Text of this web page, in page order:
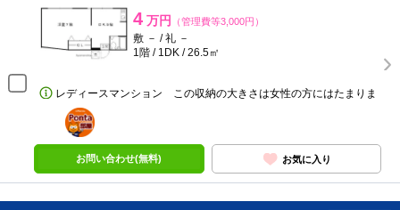
4 万円 （管理費等3,000円）
敷 － / 礼 －
1階 / 1DK / 26.5㎡
レディースマンション この収納の大きさは女性の方にはたまりま
ポンタ
部屋
お問い合わせ(無料) お気に入り